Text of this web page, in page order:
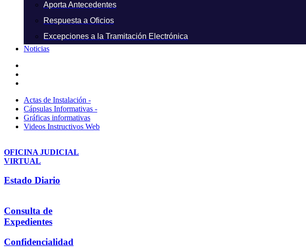
Aporta Antecedentes
Respuesta a Oficios
Excepciones a la Tramitación Electrónica
Noticias
Actas de Instalación -
Cápsulas Informativas -
Gráficas informativas
Videos Instructivos Web
OFICINA JUDICIAL
VIRTUAL
Estado Diario
Consulta de
Expedientes
Confidencialidad